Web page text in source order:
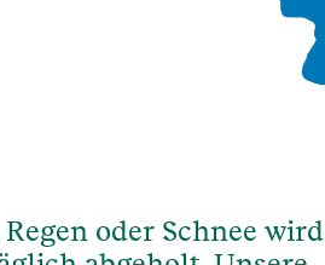
oder Schnee wird